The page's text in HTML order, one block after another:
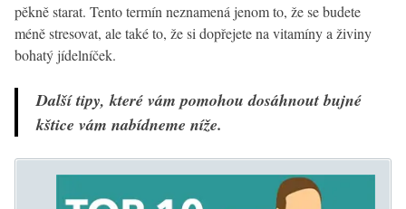
pěkně starat. Tento termín neznamená jenom to, že se budete
méně stresovat, ale také to, že si dopřejete na vitamíny a živiny
bohatý jídelníček.
Další tipy, které vám pomohou dosáhnout bujné
kštice vám nabídneme níže.